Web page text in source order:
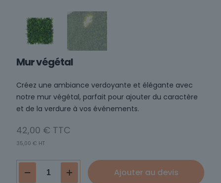
Mur végétal
Créez une ambiance verdoyante et élégante avec
notre mur végétal, parfait pour ajouter du caractère
et de la verdure à vos événements.
42,00 €
35,00 € HT
quantité
Ajouter au devis